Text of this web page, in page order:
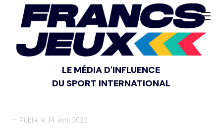
LE MÉDIA D'INFLUENCE
DU SPORT INTERNATIONAL
— Publié le 14 avril 2022